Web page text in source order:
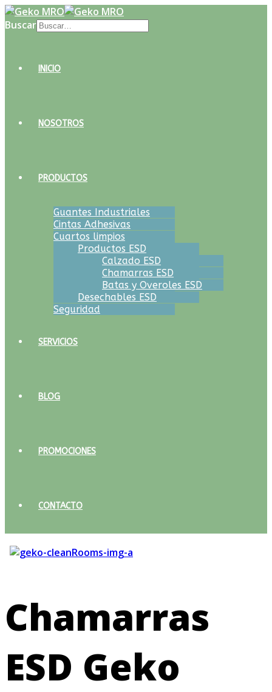
Buscar
INICIO
NOSOTROS
PRODUCTOS
Guantes Industriales
Cintas Adhesivas
Cuartos limpios
Productos ESD
Calzado ESD
Chamarras ESD
Batas y Overoles ESD
Desechables ESD
Seguridad
SERVICIOS
BLOG
PROMOCIONES
CONTACTO
Chamarras
ESD Geko